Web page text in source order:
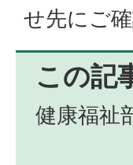
せ先にご
この記
健康福祉